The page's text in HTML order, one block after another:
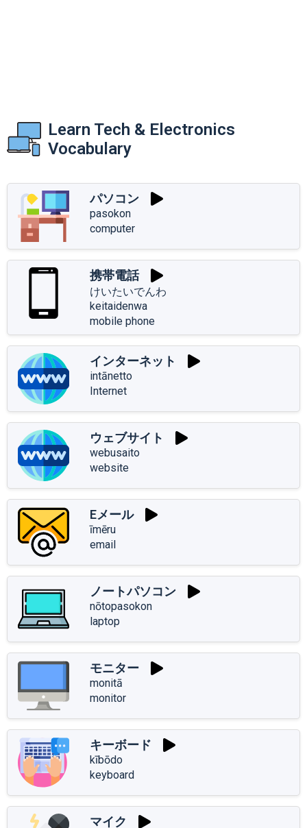
Learn Tech & Electronics
Vocabulary
パソコン
pasokon
computer
携帯電話
けいたいでんわ
keitaidenwa
mobile phone
インターネット
intānetto
Internet
ウェブサイト
webusaito
website
Eメール
īmēru
email
ノートパソコン
nōtopasokon
laptop
モニター
monitā
monitor
キーボード
kībōdo
keyboard
マイク